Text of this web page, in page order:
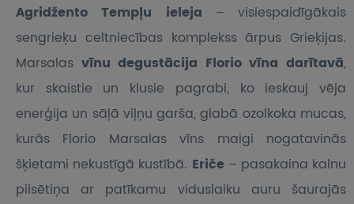
Agridžento Tempļu ieleja – visiespaidīgākais
sengrieķu celtniecības komplekss ārpus Grieķijas.
Marsalas vīnu degustācija Florio vīna darītavā,
kur skaistie un klusie pagrabi, ko ieskauj vēja
enerģija un sāļā viļņu garša, glabā ozolkoka mucas,
kurās Florio Marsalas vīns maigi nogatavinās
šķietami nekustīgā kustībā. Eriče– pasakaina kalnu
pilsētiņa ar patīkamu viduslaiku auru šaurajās